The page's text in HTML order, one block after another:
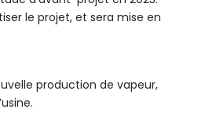
le projet, et sera mise en
production de vapeur,